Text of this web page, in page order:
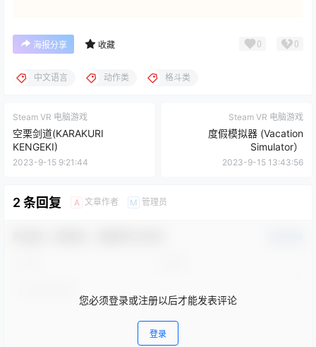
海报分享 收藏 0 0
中文语言 动作类 格斗类
Steam VR 电脑游戏
空栗剑道(KARAKURI
KENGEKI)
2023-9-15 9:21:44
Steam VR 电脑游戏
度假模拟器 (Vacation
Simulator）
2023-9-15 13:43:56
2 条回复 A 文章作者 M 管理员
您必须登录或注册以后才能发表评论
登录